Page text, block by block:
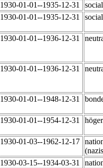
1930-01-01--1935-12-31
1930-01-01--1935-12-31
1930-01-01--1936-12-31
1930-01-01--1936-12-31
1930-01-01--1948-12-31
1930-01-01--1954-12-31
1930-01-03--1962-12-17
1930-03-15--1934-03-31